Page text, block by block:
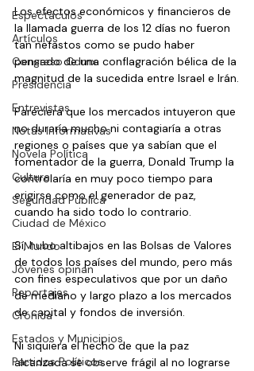
Espectáculos
Artículos
Congreso Cdmx
Presidencia
Entrevistas
Notas Informativas
Novela Política
Cultura
Seguridad Pública
Ciudad de México
El Mundo
Jóvenes opinan
Reportajes
Crónica
Estados y Municipios
Partidos Políticos
Los efectos económicos y financieros de
la llamada guerra de los 12 días no fueron
tan nefastos como se pudo haber
pensado de una conflagración bélica de la
magnitud de la sucedida entre Israel e Irán.
Pareciera que los mercados intuyeron que
no duraría mucho ni contagiaría a otras
regiones o países que ya sabían que el
fomentador de la guerra, Donald Trump la
controlaría en muy poco tiempo para
erigirse como el generador de paz,
cuando ha sido todo lo contrario.
Sí, hubo altibajos en las Bolsas de Valores
de todos los países del mundo, pero más
con fines especulativos que por un daño
de mediano y largo plazo a los mercados
de capital y fondos de inversión.
Ni siquiera el hecho de que la paz
alcanzada se observe frágil al no lograrse